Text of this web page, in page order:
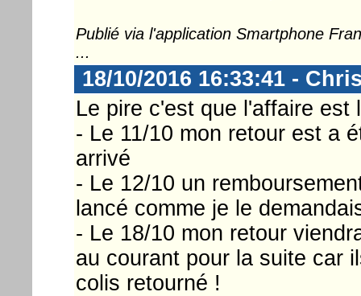
Publié via l'application Smartphone
...
18/10/2016 16:33:41 -
Le pire c'est que l'affaire est
- Le 11/10 mon retour est a
arrivé
- Le 12/10 un
lancé comme je le
- Le 18/10 mon retour
au courant pour la suite car
colis retourné !